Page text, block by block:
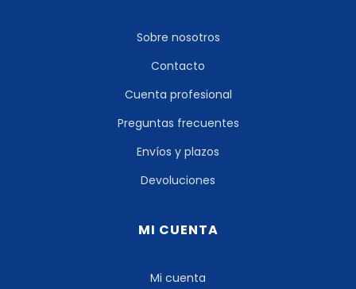
Sobre nosotros
Contacto
Cuenta profesional
Preguntas frecuentes
Envíos y plazos
Devoluciones
MI CUENTA
Mi cuenta